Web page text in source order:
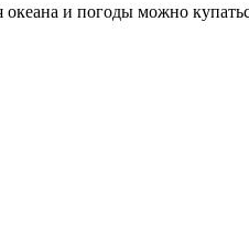
и погоды можно